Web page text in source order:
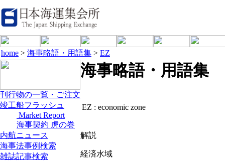
home > 海事略語・用語集 > EZ
刊行物の一覧・ご注文
竣工船フラッシュ
Market Report
海事契約 虎の巻
内航ニュース
海事法事例検索
雑誌記事検索
海事略語・用語集
EZ : economic zone
解説
経済水域